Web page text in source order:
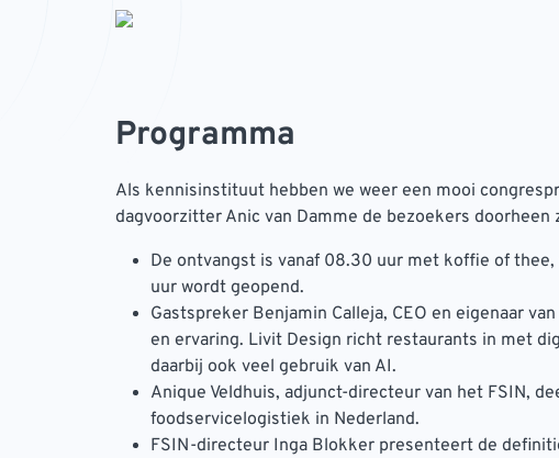
Programma
Als kennisinstituut hebben we weer een mooi
dagvoorzitter Anic van Damme de bezoekers doorheen
De ontvangst is vanaf 08.30 uur met koffie of
uur wordt geopend.
Gastspreker Benjamin Calleja, CEO en eigenaar
en ervaring. Livit Design richt restaurants in met
daarbij ook veel gebruik van AI.
Anique Veldhuis, adjunct-directeur van het FSIN,
foodservicelogistiek in Nederland.
FSIN-directeur Inga Blokker presenteert de